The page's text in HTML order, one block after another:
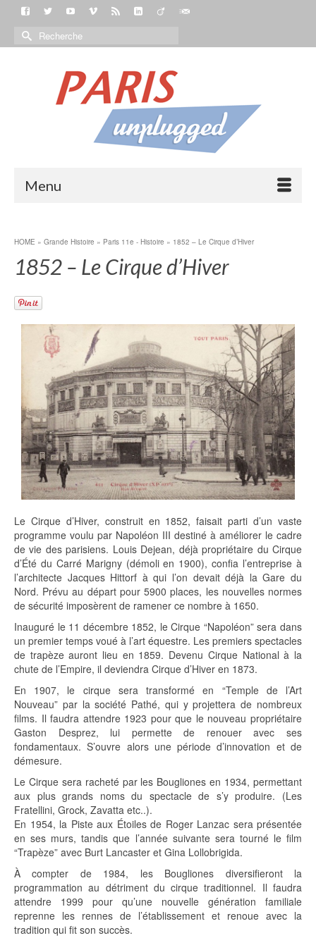
Menu
HOME » Grande Histoire » Paris 11e - Histoire » 1852 – Le Cirque d’Hiver
1852 – Le Cirque d’Hiver
Le Cirque d’Hiver, construit en 1852, faisait parti d’un vaste
programme voulu par Napoléon III destiné à améliorer le cadre
de vie des parisiens. Louis Dejean, déjà propriétaire du Cirque
d’Été du Carré Marigny (démoli en 1900), confia l’entreprise à
l’architecte Jacques Hittorf à qui l’on devait déjà la Gare du
Nord. Prévu au départ pour 5900 places, les nouvelles normes
de sécurité imposèrent de ramener ce nombre à 1650.
Inauguré le 11 décembre 1852, le Cirque “Napoléon” sera dans
un premier temps voué à l’art équestre. Les premiers spectacles
de trapèze auront lieu en 1859. Devenu Cirque National à la
chute de l’Empire, il deviendra Cirque d’Hiver en 1873.
En 1907, le cirque sera transformé en “Temple de l’Art
Nouveau” par la société Pathé, qui y projettera de nombreux
films. Il faudra attendre 1923 pour que le nouveau propriétaire
Gaston Desprez, lui permette de renouer avec ses
fondamentaux. S’ouvre alors une période d’innovation et de
démesure.
Le Cirque sera racheté par les Bougliones en 1934, permettant
aux plus grands noms du spectacle de s’y produire. (Les
Fratellini, Grock, Zavatta etc..).
En 1954, la Piste aux Étoiles de Roger Lanzac sera présentée
en ses murs, tandis que l’année suivante sera tourné le film
“Trapèze” avec Burt Lancaster et Gina Lollobrigida.
À compter de 1984, les Bougliones diversifieront la
programmation au détriment du cirque traditionnel. Il faudra
attendre 1999 pour qu’une nouvelle génération familiale
reprenne les rennes de l’établissement et renoue avec la
tradition qui fit son succès.